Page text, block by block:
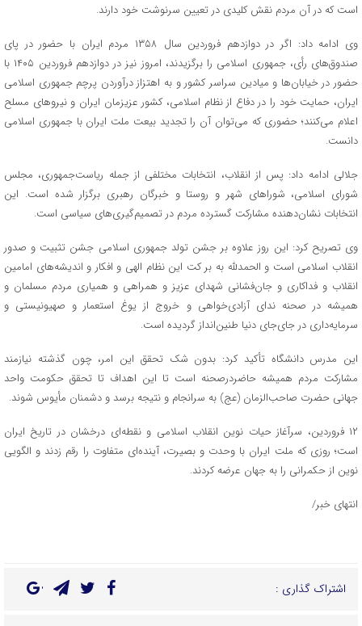
است که در آن مردم نقش کلیدی در تعیین سرنوشت خود دارند.
وی ادامه داد: اگر در دوازدهم فروردین سال ۱۳۵۸ مردم ایران با حضور در پای
صندوق‌های رأی، جمهوری اسلامی را برگزیدند، امروز نیز در دوازدهم فروردین ۱۴۰۵ با
حضور در خیابان‌ها و میادین سراسر کشور و به اهتزاز درآوردن پرچم جمهوری اسلامی
ایران، حمایت خود را در دفاع از نظام اسلامی، کشور عزیزمان ایران و نیروهای مسلح
اعلام می‌کنند؛ حضوری که می‌توان آن را تجدید بیعت ملت ایران با جمهوری اسلامی
دانست.
جلالی ادامه داد: پس از انقلاب، انتخابات مختلفی از جمله ریاست‌جمهوری، مجلس
شورای اسلامی، شوراهای شهر و روستا و خبرگان رهبری برگزار شده است. این
انتخابات نشان‌دهنده مشارکت گسترده مردم در تصمیم‌گیری‌های سیاسی است.
وی تصریح کرد: این روز علاوه بر جشن تولد جمهوری اسلامی جشن تثبیت و صدور
انقلاب اسلامی است و الحمدلله به بر کت این نظام الهی و افکار و اندیشه‌های امامین
انقلاب و فداکاری و جان‌فشانی شهدای عزیز و همراهی و همیاری مردم مسلمان و
همیشه در صحنه ندای آزادی‌خواهی و خروج از یوغ استعمار و صهیونیستی و
سرمایه‌داری در جای‌جای دنیا طنین‌انداز گردیده است.
این مدرس دانشگاه تأکید کرد: بدون شک تحقق این امر، چون گذشته نیازمند
مشارکت مردم همیشه حاضردرصحنه است تا این اهداف تا تحقق حکومت واحد
جهانی حضرت صاحب‌الزمان (عج) به سرانجام و نتیجه برسد و دشمنان مأیوس شوند.
۱۲ فروردین، سرآغاز حیات نوین انقلاب اسلامی و نقطه‌ای درخشان در تاریخ ایران
است؛ روزی که ملت ایران با وحدت و بصیرت، آینده‌ای متفاوت را رقم زدند و الگویی
نوین از حکمرانی را به جهان عرضه کردند.
انتهای خبر/
اشتراک گذاری :